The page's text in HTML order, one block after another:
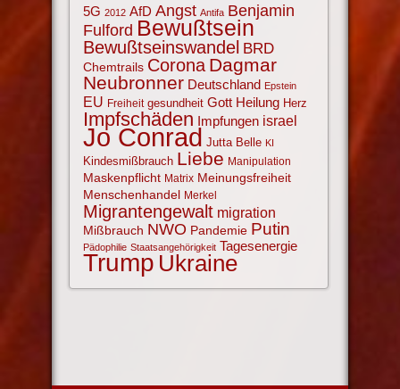
5G 2012 AfD Angst Antifa Benjamin
Fulford Bewußtsein
Bewußtseinswandel BRD
Chemtrails Corona Dagmar
Neubronner Deutschland Epstein
EU Freiheit gesundheit Gott Heilung Herz
Impfschäden Impfungen israel
Jo Conrad Jutta Belle KI
Kindesmißbrauch Liebe Manipulation
Maskenpflicht Matrix Meinungsfreiheit
Menschenhandel Merkel
Migrantengewalt migration
Mißbrauch NWO Pandemie Putin
Pädophilie Staatsangehörigkeit Tagesenergie
Trump Ukraine